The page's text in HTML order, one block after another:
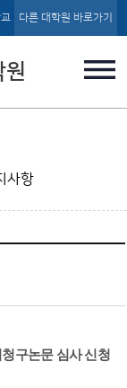
원
다른 대학원 바로가기
사항
구논문 심사 신청